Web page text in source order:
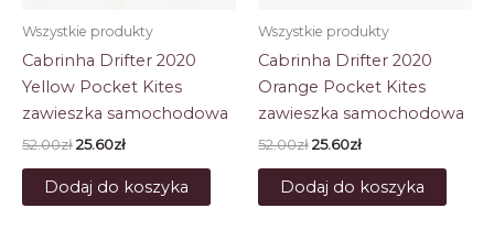
Wszystkie produkty
Cabrinha Drifter 2020
Yellow Pocket Kites
zawieszka samochodowa
52.00złPierwotna
wynosiła:
52.00zł.
25.60złAktualna
wynosi:
25.60zł.
Dodaj do koszyka
Wszystkie produkty
Cabrinha Drifter 2020
Orange Pocket Kites
zawieszka samochodowa
52.00złPierwotna
wynosiła:
52.00zł.
25.60złAktualna
wynosi:
25.60zł.
Dodaj do koszyka